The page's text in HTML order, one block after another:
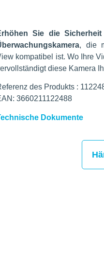
Sie die
, die
kompatibel ist. Wo Ihre
diese Kamera
des Produkts :
3660211122488
Dokumente